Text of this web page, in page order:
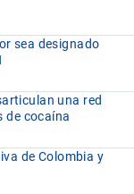
sea designado
una red
de cocaína
de Colombia y